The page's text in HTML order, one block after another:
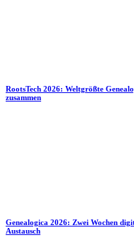
RootsTech 2026: Weltgrößte
zusammen
Genealogica 2026: Zwei Wochen
Austausch